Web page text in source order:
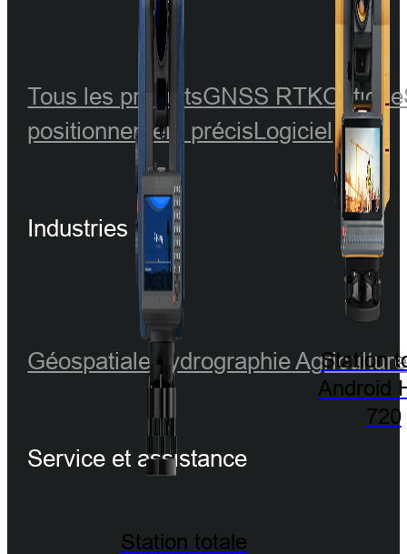
Station totale
Station
Android
720
Tous les produitsGNSS RTKOptique
positionnement précisLogiciel
Industries
Géospatiale HydrographieAgriculture
Service et assistance